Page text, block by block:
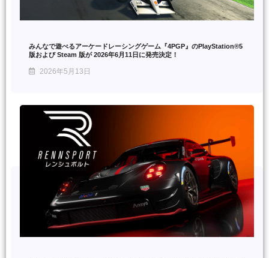
みんなで遊べるアーケードレーシングゲーム『4PGP』のPlayStation®5
版および Steam 版が 2026年6月11日に発売決定！
2026年5月13日